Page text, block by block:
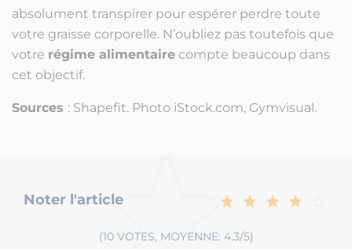
absolument transpirer pour espérer perdre toute
votre graisse corporelle. N’oubliez pas toutefois que
votre régime alimentaire compte beaucoup dans
cet objectif.
Sources : Shapefit. Photo iStock.com, Gymvisual.
Noter l'article
(10 VOTES, MOYENNE: 4.3/5)